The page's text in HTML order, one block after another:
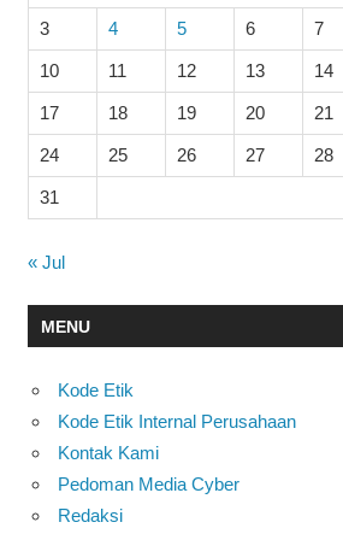
3 4 5 6 7
10 11 12 13 14
17 18 19 20 21
24 25 26 27 28
31
« Jul
MENU
Kode Etik
Kode Etik Internal Perusahaan
Kontak Kami
Pedoman Media Cyber
Redaksi